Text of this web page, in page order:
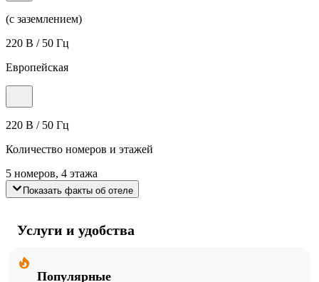
(с заземлением)
220 В / 50 Гц
Европейская
220 В / 50 Гц
Количество номеров и этажей
5 номеров, 4 этажа
Показать факты об отеле
Услуги и удобства
Популярные